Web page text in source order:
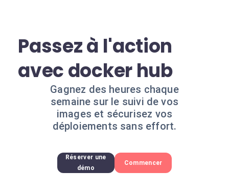
Passez à l'action
avec docker hub
Gagnez des heures chaque
semaine sur le suivi de vos
images et sécurisez vos
déploiements sans effort.
Réserver une
démo
Commencer